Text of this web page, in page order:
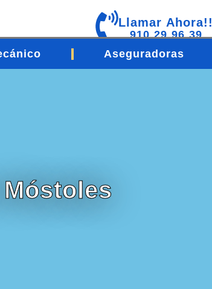
Llamar Ahora!!
910 29 96 39
Aseguradoras